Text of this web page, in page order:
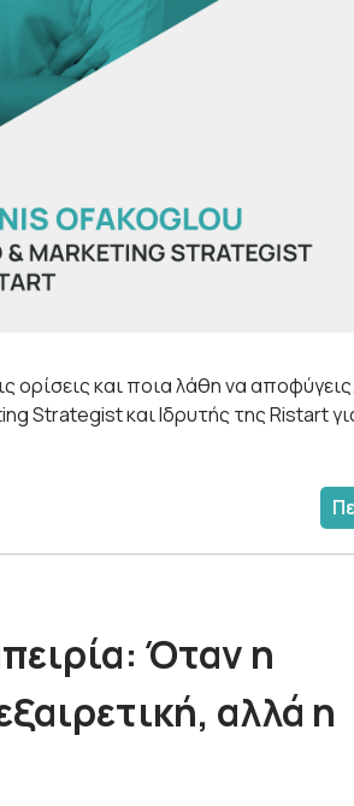
ορίσεις και ποια λάθη να
Strategist και Ιδρυτής της Ristart
Όταν η
αλλά η